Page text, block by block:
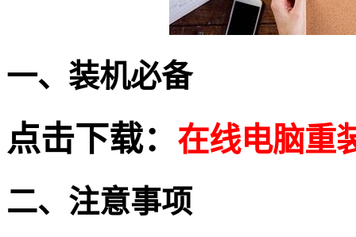
一、装机必备
点击下载： 在线电脑重
二、注意事项